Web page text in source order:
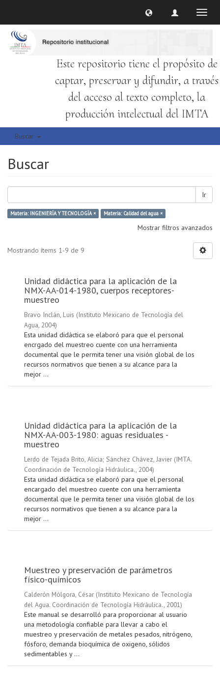
Este repositorio tiene el propósito de
captar, preservar y difundir, a través
del acceso al texto completo, la
producción intelectual del IMTA
Buscar
Buscar
Ir
Materia: INGENIERÍA Y TECNOLOGÍA × Materia: Calidad del agua ×
Mostrar filtros avanzados
Mostrando ítems 1-9 de 9
Unidad didáctica para la aplicación de la
NMX-AA-014-1980, cuerpos receptores-
muestreo
Bravo Inclán, Luis (Instituto Mexicano de Tecnología del
Agua, 2004)
Esta unidad didáctica se elaboró para que el personal
encrgado del muestreo cuente con una herramienta
documental que le permita tener una visión global de los
recursos normativos que tienen a su alcance para la
mejor ...
Unidad didáctica para la aplicación de la
NMX-AA-003-1980: aguas residuales -
muestreo
Lerdo de Tejada Brito, Alicia; Sánchez Chávez, Javier (IMTA.
Coordinación de Tecnología Hidráulica., 2004)
Esta unidad didáctica se elaboró para que el personal
encargado del muestreo cuente con una herramienta
documental que le permita tener una visión global de los
recursos normativos que tienen a su alcance para la
mejor ...
Muestreo y preservación de parámetros
físico-químicos
Calderón Mólgora, César (Instituto Mexicano de Tecnología
del Agua. Coordinación de Tecnología Hidráulica., 2001)
Este manual se desarrolló para proporcionar al usuario
una metodología confiable para llevar a cabo el
muestreo y preservación de metales pesados, nitrógeno,
fósforo, demanda bioquímica de oxigeno, sólidos
sedimentables y ...